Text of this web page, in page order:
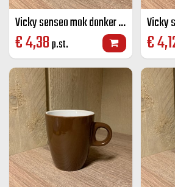
Vicky senseo mok donker blauw 19 CL
€4,38p.st. €